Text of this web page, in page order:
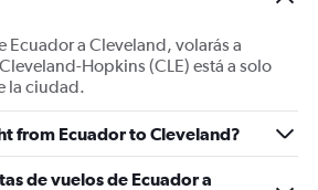
Ecuador a Cleveland, volarás a
Hopkins (CLE) está a solo
la ciudad.
from Ecuador to Cleveland?
de vuelos de Ecuador a